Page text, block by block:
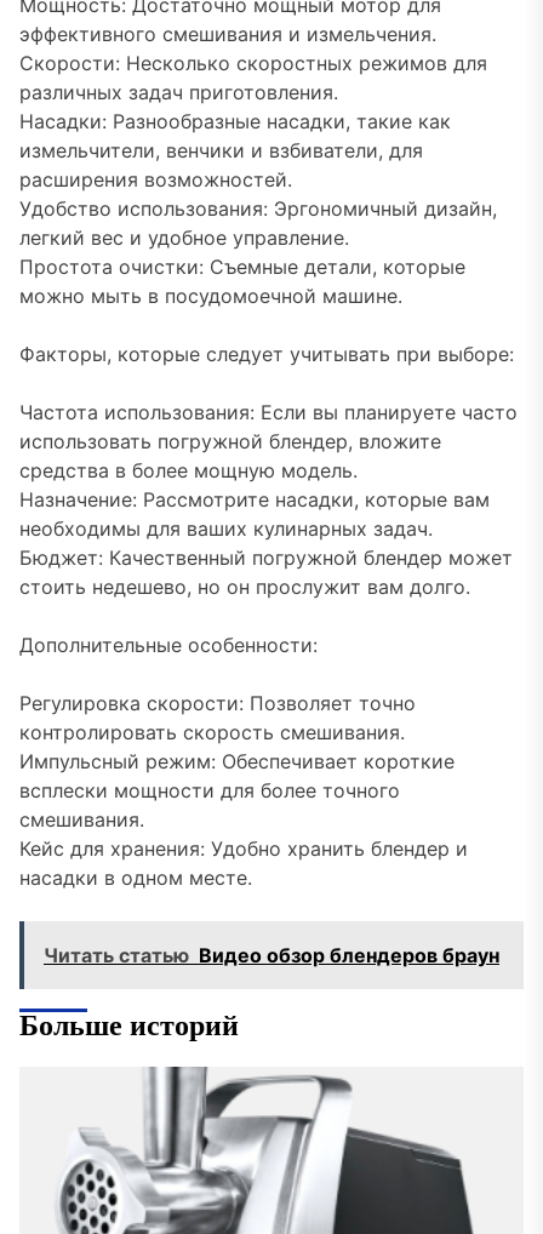
Мощность: Достаточно мощный мотор для
эффективного смешивания и измельчения.
Скорости: Несколько скоростных режимов для
различных задач приготовления.
Насадки: Разнообразные насадки, такие как
измельчители, венчики и взбиватели, для
расширения возможностей.
Удобство использования: Эргономичный дизайн,
легкий вес и удобное управление.
Простота очистки: Съемные детали, которые
можно мыть в посудомоечной машине.
Факторы, которые следует учитывать при выборе:
Частота использования: Если вы планируете часто
использовать погружной блендер, вложите
средства в более мощную модель.
Назначение: Рассмотрите насадки, которые вам
необходимы для ваших кулинарных задач.
Бюджет: Качественный погружной блендер может
стоить недешево, но он прослужит вам долго.
Дополнительные особенности:
Регулировка скорости: Позволяет точно
контролировать скорость смешивания.
Импульсный режим: Обеспечивает короткие
всплески мощности для более точного
смешивания.
Кейс для хранения: Удобно хранить блендер и
насадки в одном месте.
Читать статью Видео обзор блендеров браун
Больше историй